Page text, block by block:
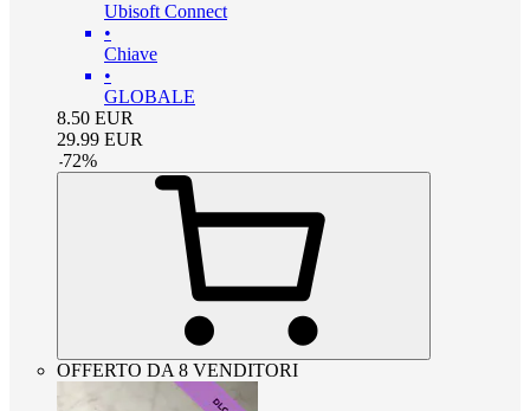
Ubisoft Connect
•
Chiave
•
GLOBALE
8.50 EUR
29.99 EUR
-72%
OFFERTO DA 8 VENDITORI